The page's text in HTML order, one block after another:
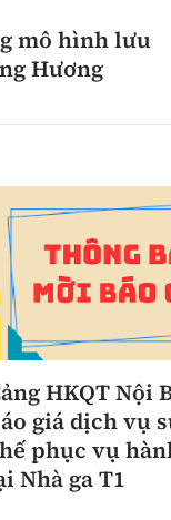
mô hình lưu
Hương
HKQT Nội
giá dịch vụ
phục vụ
Nhà ga T1